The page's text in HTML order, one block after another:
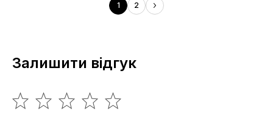
1 2
Залишити відгук